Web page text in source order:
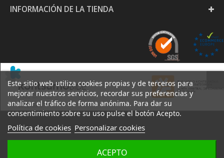
Este sitio web utiliza cookies propias y de terceros para
mejorar nuestros servicios, recordar sus preferencias y
analizar el tráfico de forma anónima. Para dar su
consentimiento sobre su uso pulse el botón Acepto.
Política de cookies Personalizar cookies
ACEPTO
INFORMACIÓN DE LA TIENDA
AVISO POLÍTICA DE